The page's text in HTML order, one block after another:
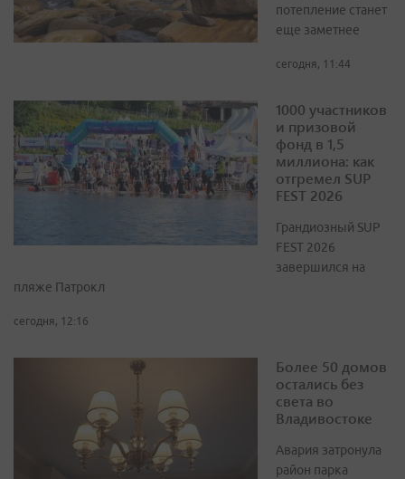
потепление станет
еще заметнее
сегодня, 11:44
1000 участников
и призовой
фонд в 1,5
миллиона: как
отгремел SUP
FEST 2026
Грандиозный SUP
FEST 2026
завершился на
пляже Патрокл
сегодня, 12:16
Более 50 домов
остались без
света во
Владивостоке
Авария затронула
район парка